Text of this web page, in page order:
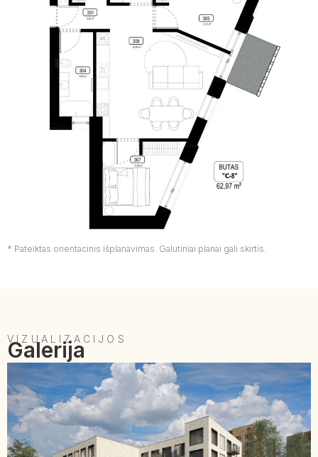
* Pateiktas orientacinis išplanavimas. Galutiniai planai gali skirtis.
VIZUALIZACIJOS
Galerija